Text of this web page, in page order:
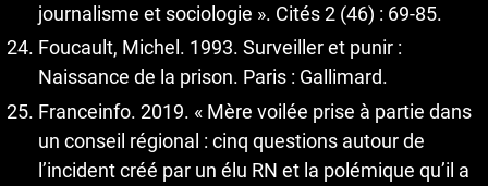
journalisme et sociologie ». Cités 2 (46) : 69-85.
Foucault, Michel. 1993. Surveiller et punir :
Naissance de la prison. Paris : Gallimard.
Franceinfo. 2019. « Mère voilée prise à partie dans
un conseil régional : cinq questions autour de
l’incident créé par un élu RN et la polémique qu’il a